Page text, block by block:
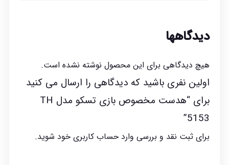
دیدگاهها
هیچ دیدگاهی برای این محصول نوشته نشده است.
اولین نفری باشید که دیدگاهی را ارسال می کنید
برای “هدست مخصوص بازی تسکو مدل TH
5153”
برای ثبت نقد و بررسی وارد حساب کاربری خودشوید.